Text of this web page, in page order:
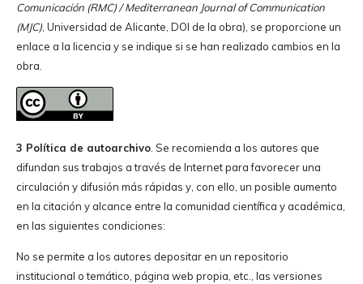
Comunicación (RMC) / Mediterranean Journal of Communication
(MJC), Universidad de Alicante, DOI de la obra), se proporcione un
enlace a la licencia y se indique si se han realizado cambios en la
obra.
3 Política de autoarchivo. Se recomienda a los autores que
difundan sus trabajos a través de Internet para favorecer una
circulación y difusión más rápidas y, con ello, un posible aumento
en la citación y alcance entre la comunidad científica y académica,
en las siguientes condiciones:
No se permite a los autores depositar en un repositorio
institucional o temático, página web propia, etc., las versiones